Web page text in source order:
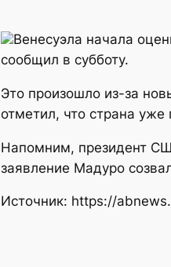
Венесуэла начала
сообщил в субботу.
Это произошло из-за
отметил, что страна
Напомним, президент
заявление Мадуро
Источник: https://